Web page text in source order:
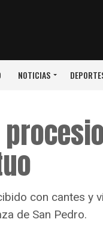
NOTICIAS
con cantes y
de San Pedro.